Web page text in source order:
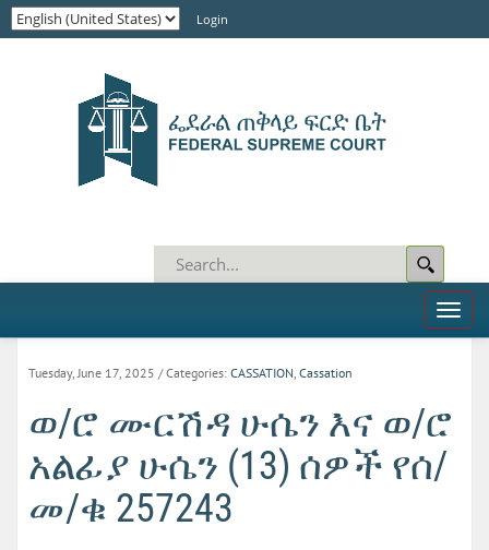
Login
Toggle
Tuesday, June 17, 2025 / Categories: CASSATION, Cassation
ወ/ሮ ሙርሽዳ ሁሴን እና ወ/ሮ
አልፊያ ሁሴን (13) ሰዎች የሰ/
መ/ቁ 257243